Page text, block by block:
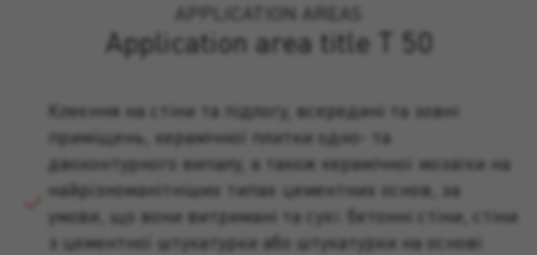
APPLICATION AREAS
Application area title T 50
Клеєння на стіни та підлогу, всередині та зовні
приміщень, керамічної плитки одно- та
двоконтурного випалу, а також керамічної мозаїки на
найрізноманітніших типах цементних основ, за
умови, що вони витримані та сухі: бетонні стіни, стіни
з цементної штукатурки або штукатурки на основі